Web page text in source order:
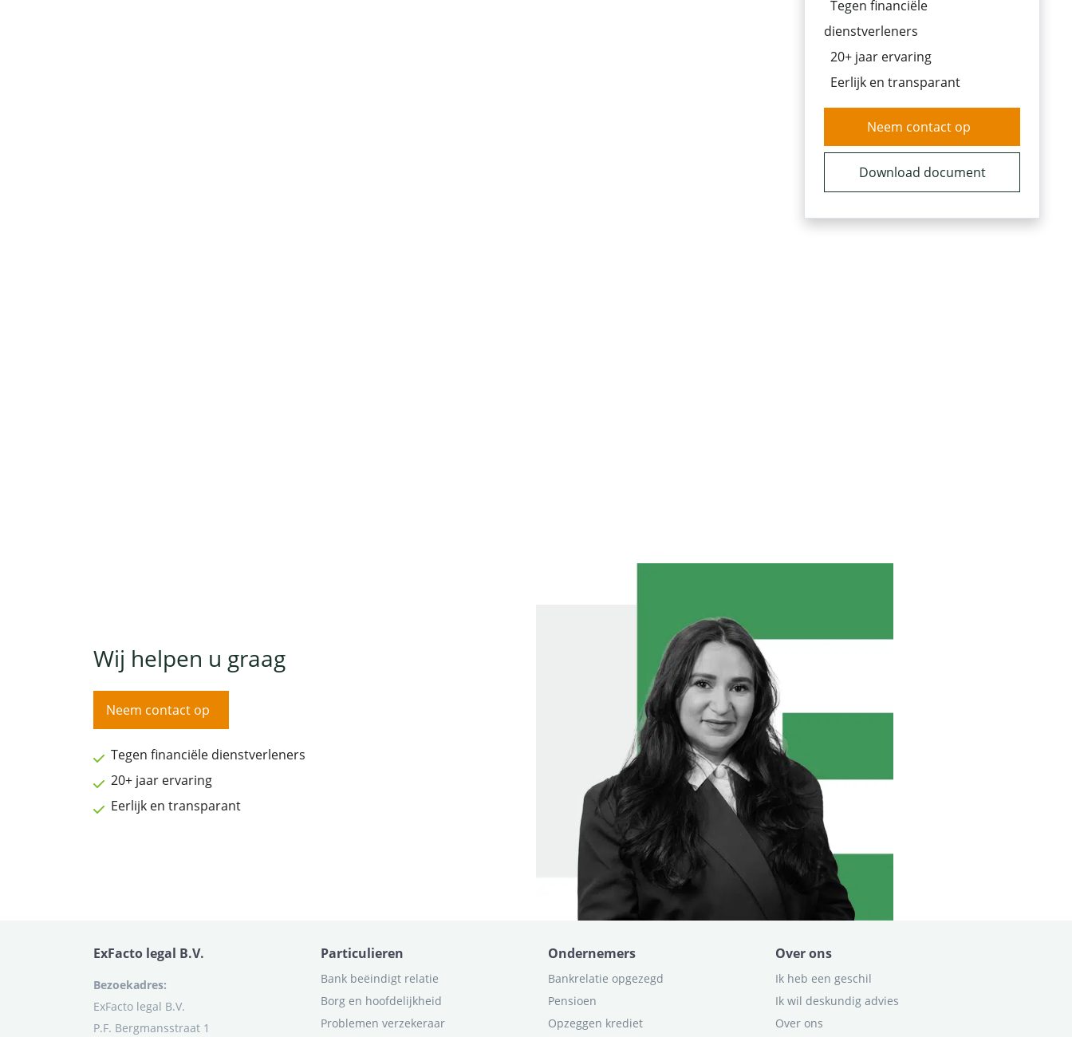
Tegen financiële
dienstverleners
20+ jaar ervaring
Eerlijk en transparant
Neem contact op
Download document
Wij helpen u graag
Neem contact op
Tegen financiële dienstverleners
20+ jaar ervaring
Eerlijk en transparant
ExFacto legal B.V.
Bezoekadres:
ExFacto legal B.V.
P.F. Bergmansstraat 1
Particulieren
Bank beëindigt relatie
Borg en hoofdelijkheid
Problemen verzekeraar
Ondernemers
Bankrelatie opgezegd
Pensioen
Opzeggen krediet
Over ons
Ik heb een geschil
Ik wil deskundig advies
Over ons